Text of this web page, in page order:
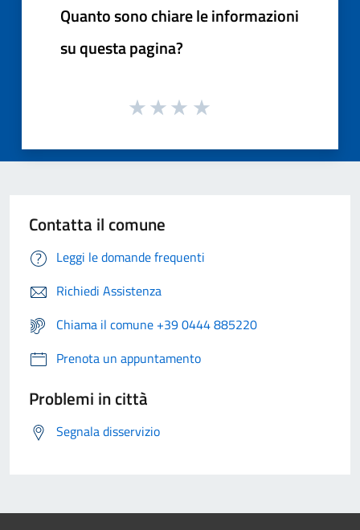
Quanto sono chiare le informazioni
su questa pagina?
Contatta il comune
Leggi le domande frequenti
Richiedi Assistenza
Chiama il comune +39 0444 885220
Prenota un appuntamento
Problemi in città
Segnala disservizio